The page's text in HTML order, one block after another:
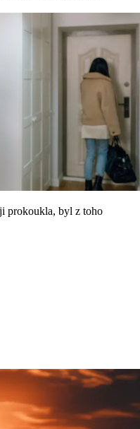
prokoukla, byl z toho